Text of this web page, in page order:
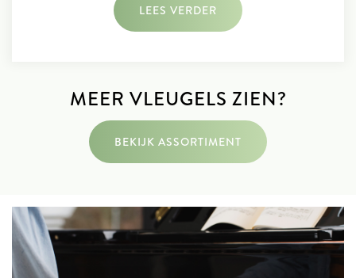
LEES VERDER
MEER VLEUGELS ZIEN?
BEKIJK ASSORTIMENT